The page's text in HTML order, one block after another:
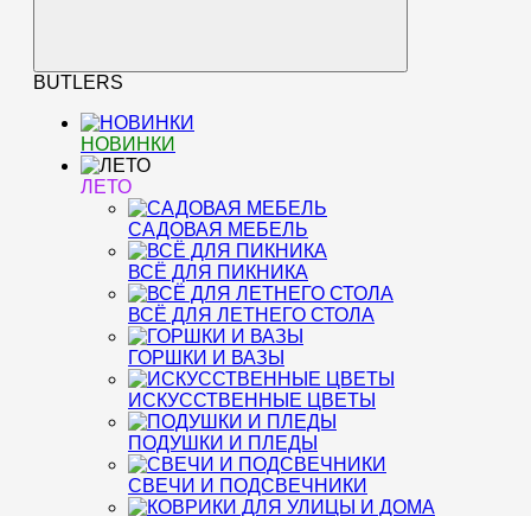
BUTLERS
НОВИНКИ
ЛЕТО
САДОВАЯ МЕБЕЛЬ
ВСЁ ДЛЯ ПИКНИКА
ВСЁ ДЛЯ ЛЕТНЕГО СТОЛА
ГОРШКИ И ВАЗЫ
ИСКУССТВЕННЫЕ ЦВЕТЫ
ПОДУШКИ И ПЛЕДЫ
СВЕЧИ И ПОДСВЕЧНИКИ